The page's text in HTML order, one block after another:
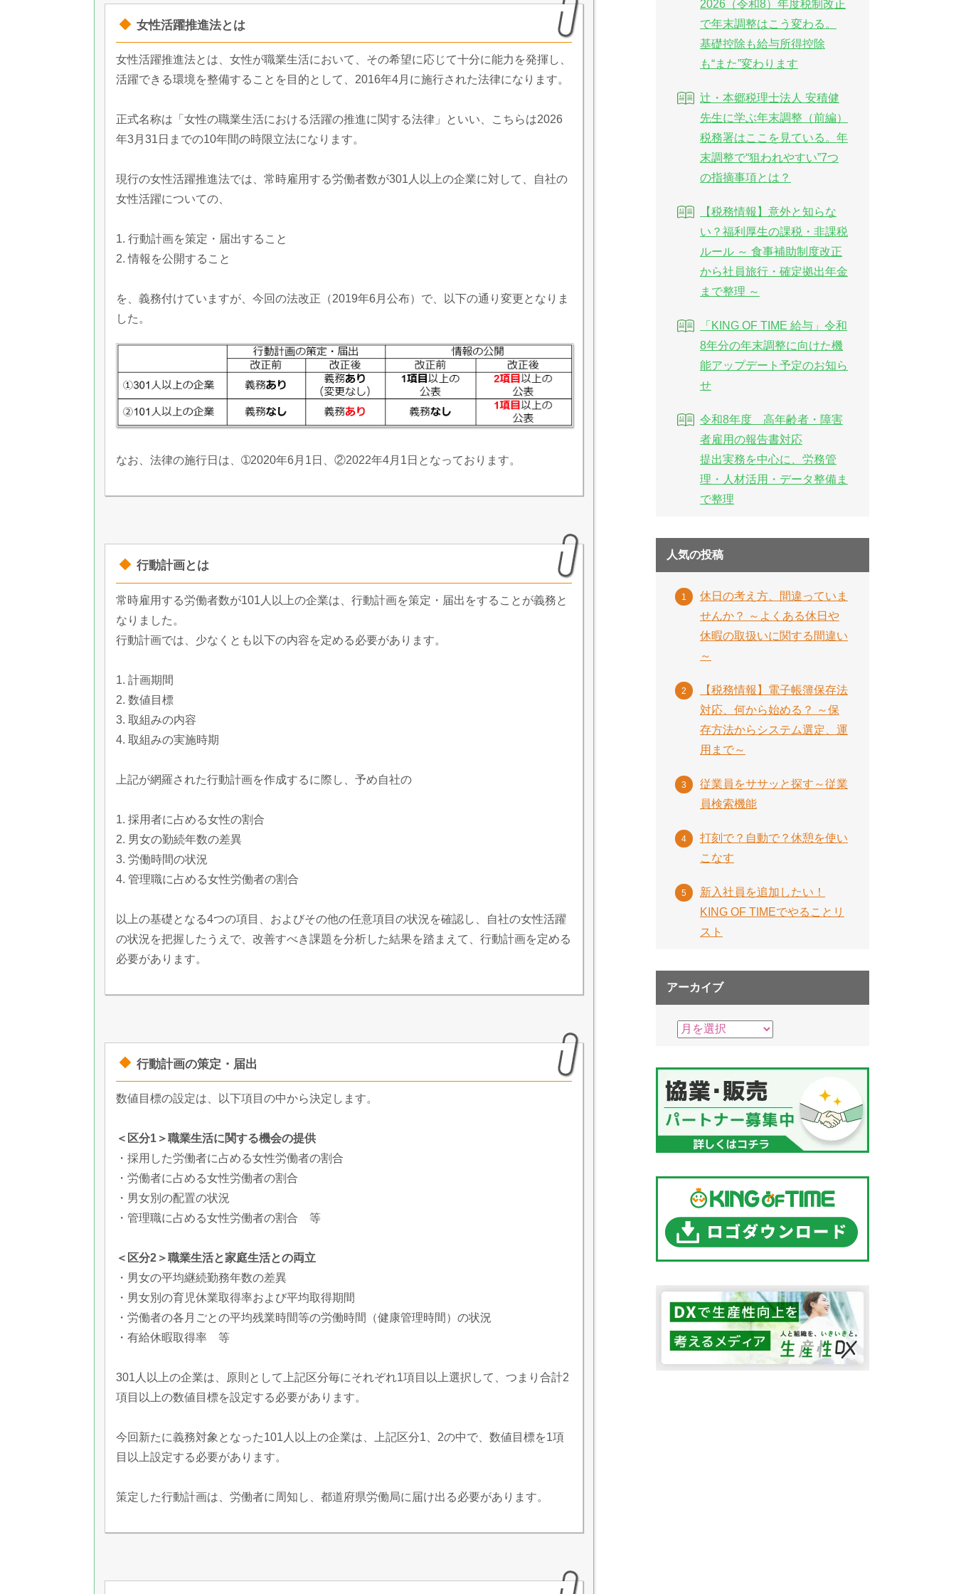
女性活躍推進法とは
女性活躍推進法とは、女性が職業生活において、その希望に応じて十分に能力を発揮し、
活躍できる環境を整備することを目的として、2016年4月に施行された法律になります。
正式名称は「女性の職業生活における活躍の推進に関する法律」といい、こちらは2026
年3月31日までの10年間の時限立法になります。
現行の女性活躍推進法では、常時雇用する労働者数が301人以上の企業に対して、自社の
女性活躍についての、
1. 行動計画を策定・届出すること
2. 情報を公開すること
を、義務付けていますが、今回の法改正（2019年6月公布）で、以下の通り変更となりま
した。
なお、法律の施行日は、➀2020年6月1日、②2022年4月1日となっております。
行動計画とは
常時雇用する労働者数が101人以上の企業は、行動計画を策定・届出をすることが義務と
なりました。
行動計画では、少なくとも以下の内容を定める必要があります。
1. 計画期間
2. 数値目標
3. 取組みの内容
4. 取組みの実施時期
上記が網羅された行動計画を作成するに際し、予め自社の
1. 採用者に占める女性の割合
2. 男女の勤続年数の差異
3. 労働時間の状況
4. 管理職に占める女性労働者の割合
以上の基礎となる4つの項目、およびその他の任意項目の状況を確認し、自社の女性活躍
の状況を把握したうえで、改善すべき課題を分析した結果を踏まえて、行動計画を定める
必要があります。
行動計画の策定・届出
数値目標の設定は、以下項目の中から決定します。
＜区分1＞職業生活に関する機会の提供
・採用した労働者に占める女性労働者の割合
・労働者に占める女性労働者の割合
・男女別の配置の状況
・管理職に占める女性労働者の割合 等
＜区分2＞職業生活と家庭生活との両立
・男女の平均継続勤務年数の差異
・男女別の育児休業取得率および平均取得期間
・労働者の各月ごとの平均残業時間等の労働時間（健康管理時間）の状況
・有給休暇取得率 等
301人以上の企業は、原則として上記区分毎にそれぞれ1項目以上選択して、つまり合計2
項目以上の数値目標を設定する必要があります。
今回新たに義務対象となった101人以上の企業は、上記区分1、2の中で、数値目標を1項
目以上設定する必要があります。
策定した行動計画は、労働者に周知し、都道府県労働局に届け出る必要があります。
2026（令和8）年度税制改正
で年末調整はこう変わる。
基礎控除も給与所得控除
も“また”変わります
辻・本郷税理士法人 安積健
先生に学ぶ年末調整（前編）
税務署はここを見ている。年
末調整で“狙われやすい”7つ
の指摘事項とは？
【税務情報】意外と知らな
い？福利厚生の課税・非課税
ルール ～ 食事補助制度改正
から社員旅行・確定拠出年金
まで整理 ～
「KING OF TIME 給与」令和
8年分の年末調整に向けた機
能アップデート予定のお知ら
せ
令和8年度 高年齢者・障害
者雇用の報告書対応
提出実務を中心に、労務管
理・人材活用・データ整備ま
で整理
人気の投稿
休日の考え方、間違っていま
せんか？ ～よくある休日や
休暇の取扱いに関する間違い
～
【税務情報】電子帳簿保存法
対応、何から始める？ ～保
存方法からシステム選定、運
用まで～
従業員をササッと探す～従業
員検索機能
打刻で？自動で？休憩を使い
こなす
新入社員を追加したい！
KING OF TIMEでやることリ
スト
アーカイブ